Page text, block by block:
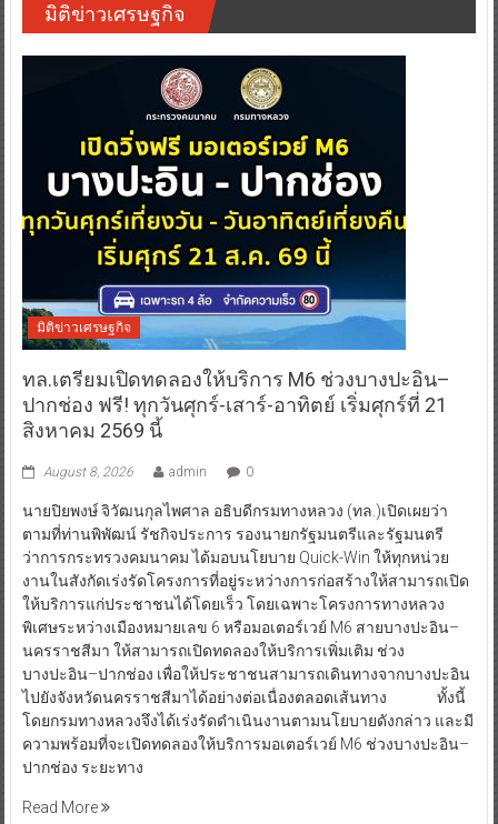
มิติข่าวเศรษฐกิจ
มิติข่าวเศรษฐกิจ
ทล.เตรียมเปิดทดลองให้บริการ M6 ช่วงบางปะอิน–
ปากช่อง ฟรี! ทุกวันศุกร์-เสาร์-อาทิตย์ เริ่มศุกร์ที่ 21
สิงหาคม 2569 นี้
August 8, 2026 admin 0
นายปิยพงษ์ จิวัฒนกุลไพศาล อธิบดีกรมทางหลวง (ทล.)เปิดเผยว่า
ตามที่ท่านพิพัฒน์ รัชกิจประการ รองนายกรัฐมนตรีและรัฐมนตรี
ว่าการกระทรวงคมนาคม ได้มอบนโยบาย Quick-Win ให้ทุกหน่วย
งานในสังกัดเร่งรัดโครงการที่อยู่ระหว่างการก่อสร้างให้สามารถเปิด
ให้บริการแก่ประชาชนได้โดยเร็ว โดยเฉพาะโครงการทางหลวง
พิเศษระหว่างเมืองหมายเลข 6 หรือมอเตอร์เวย์ M6 สายบางปะอิน–
นครราชสีมา ให้สามารถเปิดทดลองให้บริการเพิ่มเติม ช่วง
บางปะอิน–ปากช่อง เพื่อให้ประชาชนสามารถเดินทางจากบางปะอิน
ไปยังจังหวัดนครราชสีมาได้อย่างต่อเนื่องตลอดเส้นทาง ทั้งนี้
โดยกรมทางหลวงจึงได้เร่งรัดดำเนินงานตามนโยบายดังกล่าว และมี
ความพร้อมที่จะเปิดทดลองให้บริการมอเตอร์เวย์ M6 ช่วงบางปะอิน–
ปากช่อง ระยะทาง
Read More